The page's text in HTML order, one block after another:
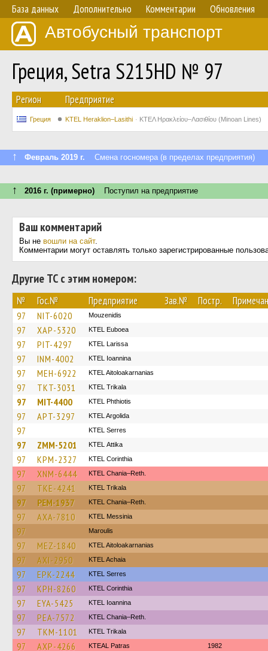
База данных Дополнительно Комментарии Обновления
Автобусный транспорт
Греция, Setra S215HD № 97
Регион Предприятие
Греция KTEL Heraklion–Lasithi ΚΤΕΛ Ηρακλείου–Λασιθίου (Minoan Lines)
↑ Февраль 2019 г. Смена госномера (в пределах предприятия)
↑ 2016 г. (примерно) Поступил на предприятие
Ваш комментарий
Вы не вошли на сайт.
Комментарии могут оставлять только зарегистрированные
Другие ТС с этим номером:
№ Гос.№ Предприятие Зав.№ Постр.
97 NIT-6020 Mouzenidis
97 XAP-5320 ΚΤΕL Euboea
97 PIT-4297 KTEL Larissa
97 INM-4002 KTEL Ioannina
97 MEH-6922 KTEL Aitoloakarnanias
97 TKT-3031 ΚΤΕL Τrikala
97 MIT-4400 ΚΤΕL Phthiotis
97 APT-3297 KTEL Argolida
97 KTEL Serres
97 ZMM-5201 KΤΕL Αttika
97 KPM-2327 KTEL Corinthia
97 XNM-6444 KTEL Chania–Reth.
97 TKE-4241 ΚΤΕL Τrikala
97 PEM-1937 KTEL Chania–Reth.
97 AXA-7810 KTEL Messinia
97 Maroulis
97 MEZ-1840 KTEL Aitoloakarnanias
97 AXI-2950 KTEL Achaia
97 EPK-2244 KTEL Serres
97 KPH-8260 KTEL Corinthia
97 EYA-5425 KTEL Ioannina
97 PEA-7572 KTEL Chania–Reth.
97 TKM-1101 ΚΤΕL Τrikala
97 AXP-4266 KTEAL Patras 1982